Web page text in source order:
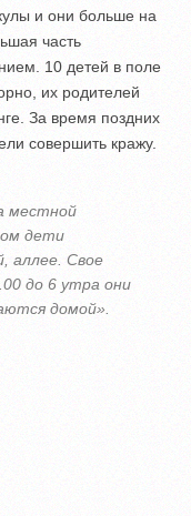
и они больше на
часть
10 детей в поле
их родителей
За время поздних
совершить кражу.
местной
дети
аллее. Свое
до 6 утра они
домой».